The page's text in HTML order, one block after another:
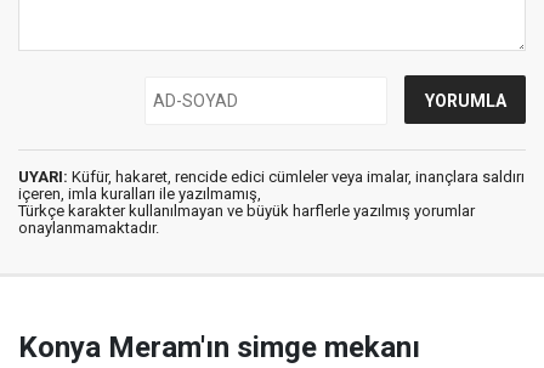
UYARI: Küfür, hakaret, rencide edici cümleler veya imalar, inançlara saldırı
içeren, imla kuralları ile yazılmamış,
Türkçe karakter kullanılmayan ve büyük harflerle yazılmış yorumlar
onaylanmamaktadır.
Konya Meram'ın simge mekanı